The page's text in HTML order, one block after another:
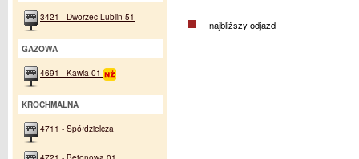
- najbliższy odjazd
3421 - Dworzec Lublin 51
GAZOWA
4691 - Kawia 01
KROCHMALNA
4711 - Spółdzielcza